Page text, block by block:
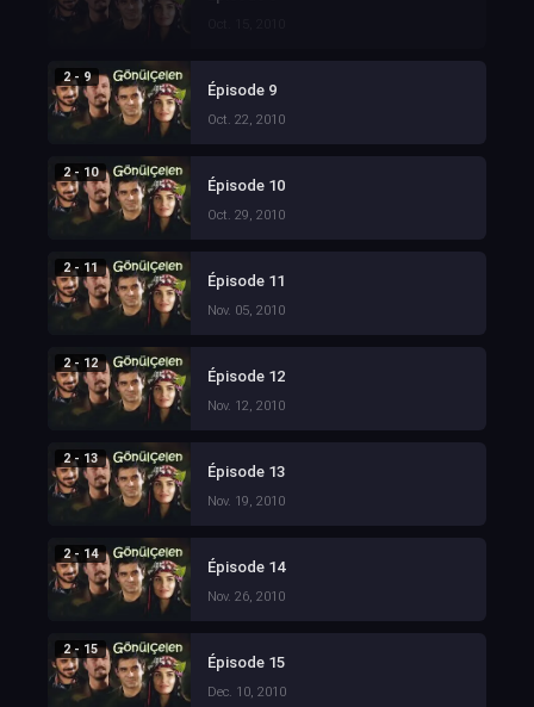
2 - 9
Épisode 9
Oct. 22, 2010
2 - 10
Épisode 10
Oct. 29, 2010
2 - 11
Épisode 11
Nov. 05, 2010
2 - 12
Épisode 12
Nov. 12, 2010
2 - 13
Épisode 13
Nov. 19, 2010
2 - 14
Épisode 14
Nov. 26, 2010
2 - 15
Épisode 15
Dec. 10, 2010